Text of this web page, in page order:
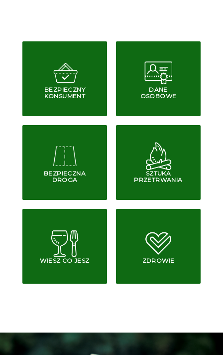
BEZPIECZNY
KONSUMENT
DANE
OSOBOWE
BEZPIECZNA
DROGA
SZTUKA
PRZETRWANIA
WIESZ CO JESZ ZDROWIE